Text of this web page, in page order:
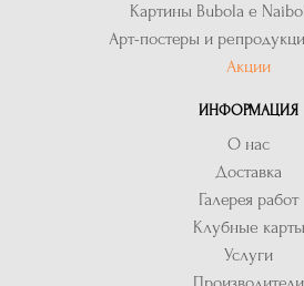
Картины Bubola e
Арт-постеры и
Акции
ИНФОРМАЦИЯ
О нас
Доставка
Галерея работ
Клубные карты
Услуги